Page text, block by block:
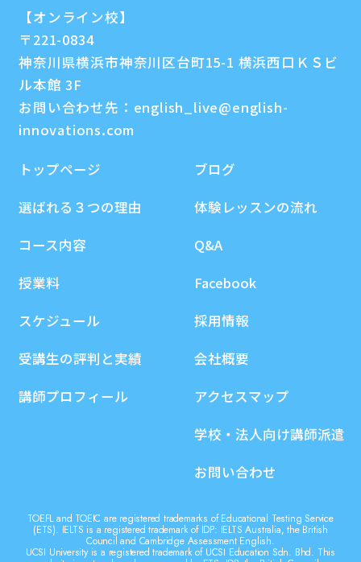
【オンライン校】
〒221-0834
神奈川県横浜市神奈川区台町15-1 横浜西口ＫＳビ
ル本館 3F
お問い合わせ先： english_live@english-
innovations.com
トップページ
選ばれる３つの理由
コース内容
授業料
スケジュール
受講生の評判と実績
講師プロフィール
ブログ
体験レッスンの流れ
Q&A
Facebook
採用情報
会社概要
アクセスマップ
学校・法人向け講師派遣
お問い合わせ
TOEFL and TOEIC are registered trademarks of Educational Testing Service
(ETS). IELTS is a registered trademark of IDP: IELTS Australia, the British
Council and Cambridge Assessment English.
UCSI University is a registered trademark of UCSI Education Sdn. Bhd. This